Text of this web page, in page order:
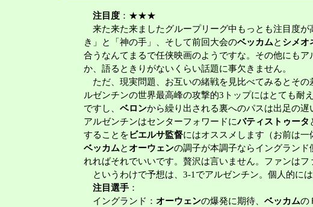
注目度 ：★★★
来た来た来ましたグループリーグ中もっとも注目度が
き」と「神の手」、そして前回大会のベッカムと シメオ
合うなんてまるで任侠映画のようですな。その他にも
か、語るときりがないくらい話題に事欠きません。
ただ、現実問題、お互いの緒戦を見比べてみるとそ
ルゼンチンの世界最高峰の攻撃的3トップにはとても耐
ですし、ベロンから繰り出される裏へのパスは出足の遅
アルゼンチンはセンターフォワードにバティストゥータ
することをビエルサ監督にはオススメします（お前は一
ベッカムとオーウェンの調子が本調子ならイングラン
れればそれでいいです。贅沢は言いません。ファンはフ
というわけで予想は、3-1でアルゼンチン。個人的に
注目選手 ：
イングランド：オーウェンの爆発に期待、ベッカムの